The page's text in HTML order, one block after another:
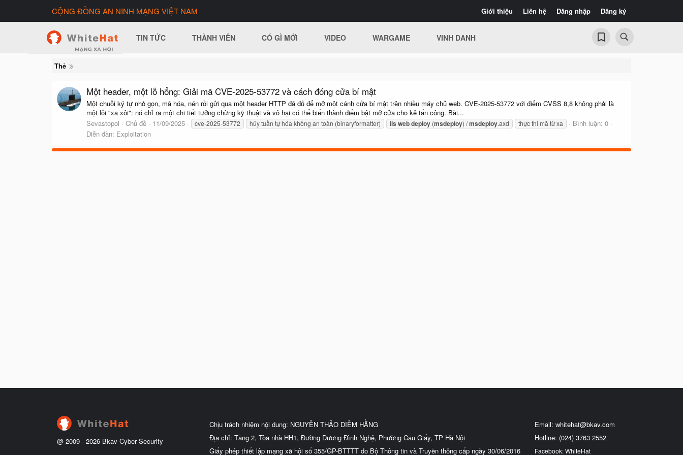
Giới thiệu Liên hệ Đăng nhập Đăng ký
CỘNG ĐỒNG AN NINH MẠNG VIỆT NAM
TIN TỨC THÀNH VIÊN CÓ GÌ MỚI VIDEO WARGAME VINH DANH
Thẻ
Một header, một lỗ hổng: Giải mã CVE-2025-53772 và cách đóng cửa bí mật
Một chuỗi ký tự nhỏ gọn, mã hóa, nén rồi gửi qua một header HTTP đã đủ để mở một cánh cửa bí mật trên nhiều máy chủ web. CVE-2025-53772 với điểm CVSS 8,8 không phải là
một lỗi "xa xôi": nó chỉ ra một chi tiết tưởng chừng kỹ thuật và vô hại có thể biến thành điểm bật mở cửa cho kẻ tấn công. Bài...
Sevastopol
Chủ đề 11/09/2025 cve-2025-53772 hủy tuần tự hóa không an toàn (binaryformatter) iis webdeploy (msdeploy) /msdeploy.axd thực thi mã từ xa
Bình luận: 0
Diễn đàn: Exploitation
@ 2009 - 2026 Bkav Cyber Security
Chịu trách nhiệm nội dung: NGUYỄN THẢO DIỄM HẰNG
Địa chỉ: Tầng 2, Tòa nhà HH1, Đường Dương Đình Nghệ, Phường Cầu Giấy, TP Hà Nội
Giấy phép thiết lập mạng xã hội số 355/GP-BTTTT do Bộ Thông tin và Truyền thông cấp ngày 30/06/2016
Email: whitehat@bkav.com
Hotline: (024) 3763 2552
Facebook: WhiteHat